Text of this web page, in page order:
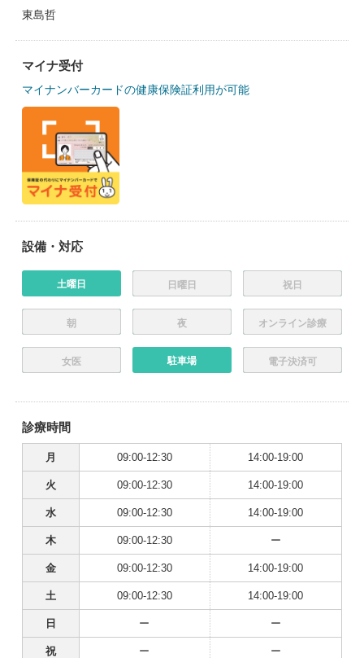
東島哲
マイナ受付
マイナンバーカードの健康保険証利用が可能
設備・対応
土曜日 日曜日 祝日
朝 夜 オンライン診療
女医 駐車場 電子決済可
診療時間
月 09:00-12:30 14:00-19:00
火 09:00-12:30 14:00-19:00
水 09:00-12:30 14:00-19:00
木 09:00-12:30 ー
金 09:00-12:30 14:00-19:00
土 09:00-12:30 14:00-19:00
日 ー ー
祝 ー ー